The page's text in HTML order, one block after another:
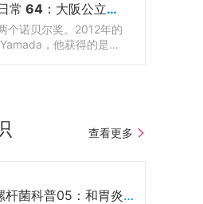
朱野的日本出差日常 64：大阪公立大学医学院和附属医院
个诺贝尔奖。2012年的
，他获得的是诺
年的时候呢，和大阪
现在改名为大阪公立大
人已经去世了。
查看更多
菌科普05：和胃炎的关系